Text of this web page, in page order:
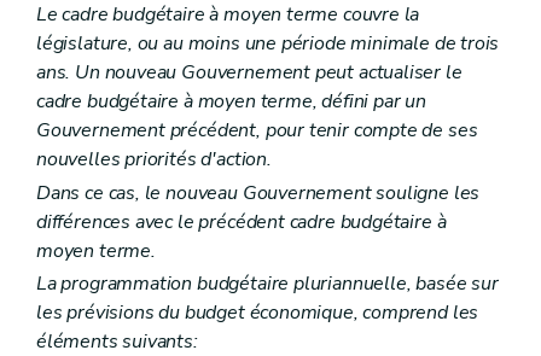
Le cadre budgétaire à moyen terme couvre la
législature, ou au moins une période minimale de trois
ans. Un nouveau Gouvernement peut actualiser le
cadre budgétaire à moyen terme, défini par un
Gouvernement précédent, pour tenir compte de ses
nouvelles priorités d'action.
Dans ce cas, le nouveau Gouvernement souligne les
différences avec le précédent cadre budgétaire à
moyen terme.
La programmation budgétaire pluriannuelle, basée sur
les prévisions du budget économique, comprend les
éléments suivants: